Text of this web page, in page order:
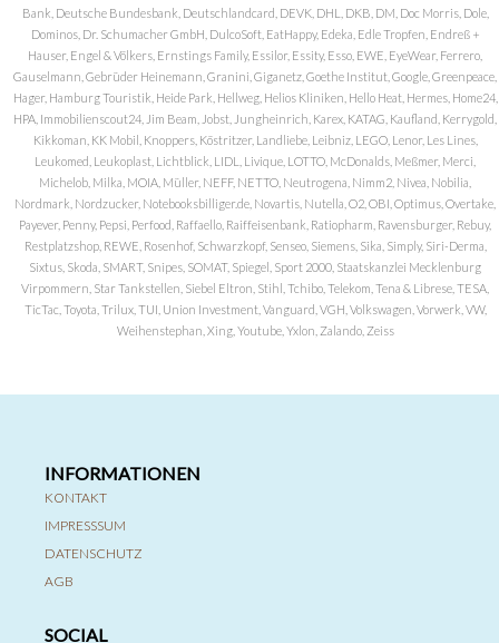
Bank, Deutsche Bundesbank, Deutschlandcard, DEVK, DHL, DKB, DM, Doc Morris, Dole,
Dominos, Dr. Schumacher GmbH, DulcoSoft, EatHappy, Edeka, Edle Tropfen, Endreß +
Hauser, Engel & Völkers, Ernstings Family, Essilor, Essity, Esso, EWE, EyeWear, Ferrero,
Gauselmann, Gebrüder Heinemann, Granini, Giganetz, Goethe Institut, Google, Greenpeace,
Hager, Hamburg Touristik, Heide Park, Hellweg, Helios Kliniken, Hello Heat, Hermes, Home24,
HPA, Immobilienscout24, Jim Beam, Jobst, Jungheinrich, Karex, KATAG, Kaufland, Kerrygold,
Kikkoman, KK Mobil, Knoppers, Köstritzer, Landliebe, Leibniz, LEGO, Lenor, Les Lines,
Leukomed, Leukoplast, Lichtblick, LIDL, Livique, LOTTO, McDonalds, Meßmer, Merci,
Michelob, Milka, MOIA, Müller, NEFF, NETTO, Neutrogena, Nimm2, Nivea, Nobilia,
Nordmark, Nordzucker, Notebooksbilliger.de, Novartis, Nutella, O2, OBI, Optimus, Overtake,
Payever, Penny, Pepsi, Perfood, Raffaello, Raiffeisenbank, Ratiopharm, Ravensburger, Rebuy,
Restplatzshop, REWE, Rosenhof, Schwarzkopf, Senseo, Siemens, Sika, Simply, Siri-Derma,
Sixtus, Skoda, SMART, Snipes, SOMAT, Spiegel, Sport 2000, Staatskanzlei Mecklenburg
Virpommern, Star Tankstellen, Siebel Eltron, Stihl, Tchibo, Telekom, Tena & Librese, TESA,
TicTac, Toyota, Trilux, TUI, Union Investment, Vanguard, VGH, Volkswagen, Vorwerk, VW,
Weihenstephan, Xing, Youtube, Yxlon, Zalando, Zeiss
INFORMATIONEN
KONTAKT
IMPRESSSUM
DATENSCHUTZ
AGB
SOCIAL